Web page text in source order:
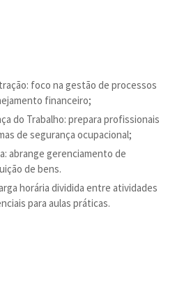
foco na gestão de processos
financeiro;
do Trabalho: prepara profissionais
de segurança ocupacional;
abrange gerenciamento de
de bens.
horária dividida entre atividades
para aulas práticas.